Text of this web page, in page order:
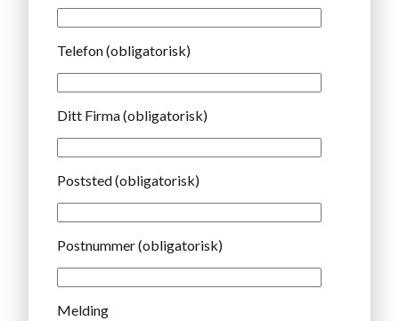
Telefon (obligatorisk)
Ditt Firma (obligatorisk)
Poststed (obligatorisk)
Postnummer (obligatorisk)
Melding